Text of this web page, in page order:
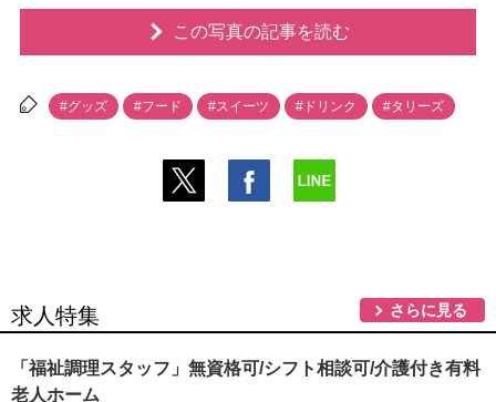
この写真の記事を読む
#グッズ #フード #スイーツ #ドリンク #タリーズ
求人特集 さらに見る
「福祉調理スタッフ」無資格可/シフト相談可/介護付き有料
老人ホーム